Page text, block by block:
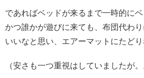
であればベッドが来るまで一時的にベ
かつ誰かが遊びに来ても、 布団代わ
いいなと思い、エアーマットにたどり
（安さも一つ重視はしていましたが。